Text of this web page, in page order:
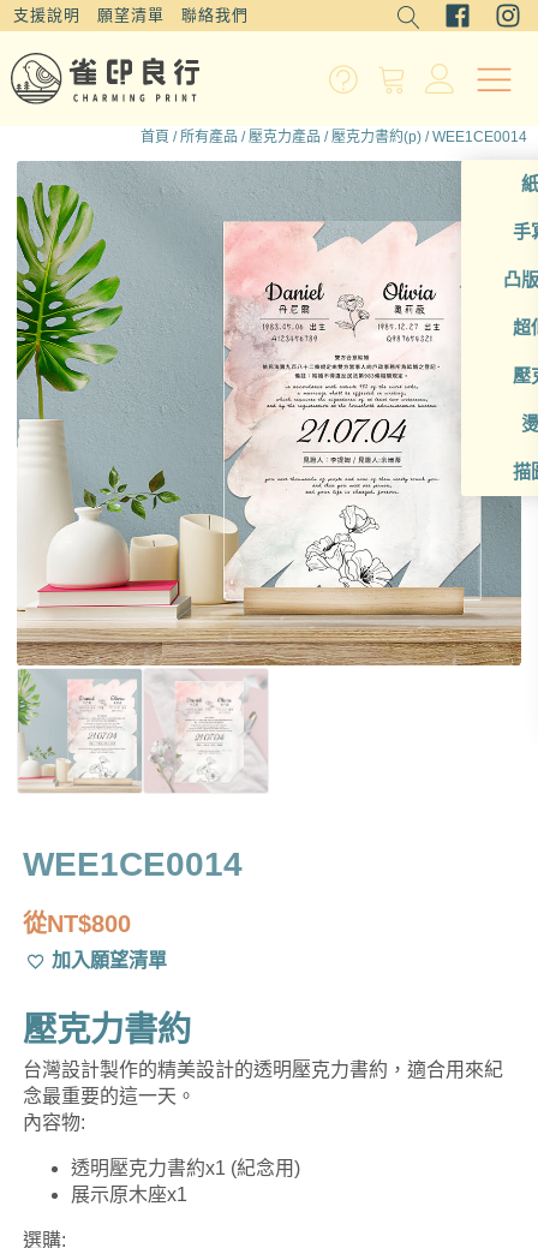
支援說明 願望清單 聯絡我們
手
凸
超
壓
描
首頁 /所有產品 /壓克力產品 /壓克力書約(p) / WEE1CE0014
WEE1CE0014
從NT$800
加入願望清單
壓克力書約
台灣設計製作的精美設計的透明壓克力書約，適合用來紀
念最重要的這一天。
內容物:
透明壓克力書約x1 (紀念用)
展示原木座x1
選購: